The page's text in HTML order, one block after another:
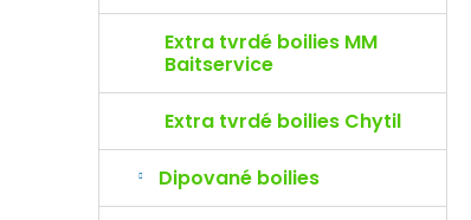
Extra tvrdé boilies MM
Baitservice
Extra tvrdé boilies Chytil
Dipované boilies